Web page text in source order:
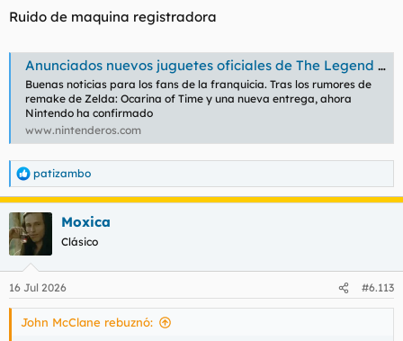
Ruido de maquina registradora
Anunciados nuevos juguetes oficiales de The Legend of Zelda por parte de Hasbro: estos son los primeros detalles - Nintenderos
Buenas noticias para los fans de la franquicia. Tras los rumores de
remake de Zelda: Ocarina of Time y una nueva entrega, ahora
Nintendo ha confirmado
www.nintenderos.com
R
e
a
c
c
i
e
s
patizambo
Moxica
Clásico
16 Jul 2026 #6.113
John McClane rebuznó: